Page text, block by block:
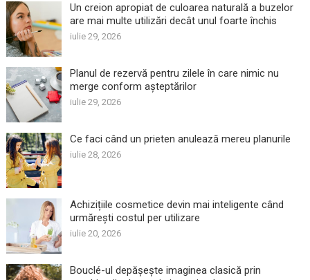
Un creion apropiat de culoarea naturală a buzelor
are mai multe utilizări decât unul foarte închis
iulie 29, 2026
Planul de rezervă pentru zilele în care nimic nu
merge conform așteptărilor
iulie 29, 2026
Ce faci când un prieten anulează mereu planurile
iulie 28, 2026
Achizițiile cosmetice devin mai inteligente când
urmărești costul per utilizare
iulie 20, 2026
Bouclé-ul depășește imaginea clasică prin